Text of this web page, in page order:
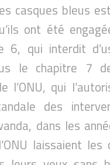
casques bleus
ont été
6, qui interdit
le chapitre 7
l’ONU, qui
des
dans les
laissaient les